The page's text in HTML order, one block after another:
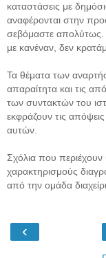
καταστάσεις με
αναφέρονται στην
σεβόμαστε απολύτως.
με κανέναν, δεν
Τα θέματα των
απαραίτητα και τις
των συντακτών του
εκφράζουν τις
αυτών.
Σχόλια που περιέχουν
χαρακτηρισμούς
από την ομάδα
‹